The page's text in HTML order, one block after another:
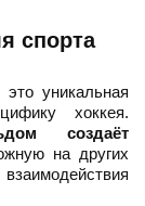
спорта
уникальная
хоккея.
создаёт
на других